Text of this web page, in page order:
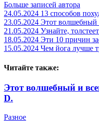
Больше записей автора
24.05.2024 13 способов
23.05.2024 Этот волшебный
21.05.2024 Узнайте,
18.05.2024 Эти 10 причин
15.05.2024 Чем йога лучше
Читайте также:
Этот волшебный и
D.
Разное